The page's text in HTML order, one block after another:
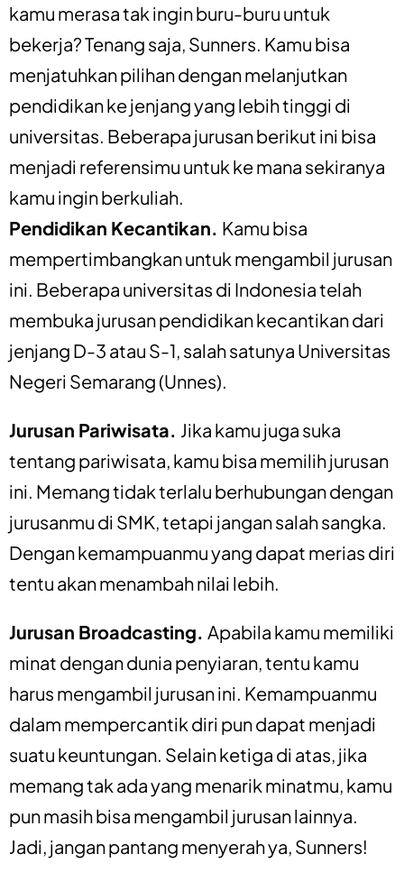
kamu merasa tak ingin buru-buru untuk
bekerja? Tenang saja, Sunners. Kamu bisa
menjatuhkan pilihan dengan melanjutkan
pendidikan ke jenjang yang lebih tinggi di
universitas. Beberapa jurusan berikut ini bisa
menjadi referensimu untuk ke mana sekiranya
kamu ingin berkuliah.
Pendidikan Kecantikan. Kamu bisa
mempertimbangkan untuk mengambil jurusan
ini. Beberapa universitas di Indonesia telah
membuka jurusan pendidikan kecantikan dari
jenjang D-3 atau S-1, salah satunya Universitas
Negeri Semarang (Unnes).
Jurusan Pariwisata. Jika kamu juga suka
tentang pariwisata, kamu bisa memilih jurusan
ini. Memang tidak terlalu berhubungan dengan
jurusanmu di SMK, tetapi jangan salah sangka.
Dengan kemampuanmu yang dapat merias diri
tentu akan menambah nilai lebih.
Jurusan Broadcasting. Apabila kamu memiliki
minat dengan dunia penyiaran, tentu kamu
harus mengambil jurusan ini. Kemampuanmu
dalam mempercantik diri pun dapat menjadi
suatu keuntungan. Selain ketiga di atas, jika
memang tak ada yang menarik minatmu, kamu
pun masih bisa mengambil jurusan lainnya.
Jadi, jangan pantang menyerah ya, Sunners!